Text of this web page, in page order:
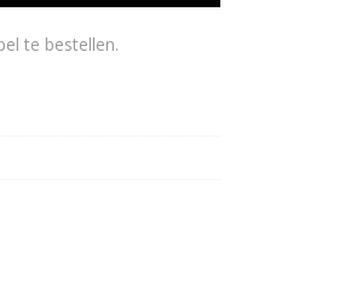
Je moet 18 jaar of ouder zijn om Eggens - Quadrupel te bestellen.